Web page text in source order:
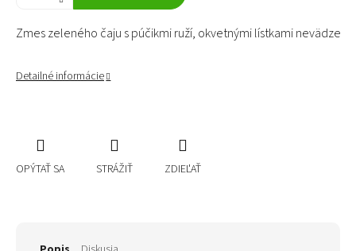
Zmes zeleného čaju s púčikmi ruží, okvetnými lístkami nevädze
Detailné informácie
OPÝTAŤ SA STRÁŽIŤ ZDIEĽAŤ